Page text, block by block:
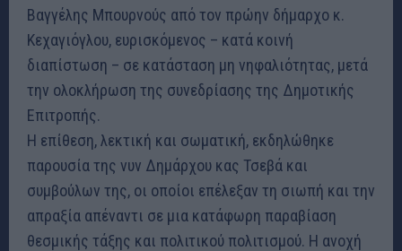
Βαγγέλης Μπουρνούς από τον πρώην δήμαρχο κ.
Κεχαγιόγλου, ευρισκόμενος – κατά κοινή
διαπίστωση – σε κατάσταση μη νηφαλιότητας, μετά
την ολοκλήρωση της συνεδρίασης της Δημοτικής
Επιτροπής.
Η επίθεση, λεκτική και σωματική, εκδηλώθηκε
παρουσία της νυν Δημάρχου κας Τσεβά και
συμβούλων της, οι οποίοι επέλεξαν τη σιωπή και την
απραξία απέναντι σε μια κατάφωρη παραβίαση
θεσμικής τάξης και πολιτικού πολιτισμού. Η ανοχή